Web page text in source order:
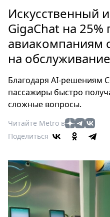
Россия
Мир
Здоровье
Еда
Туризм
Мода
Театр
Кино
Афиша
Книги
Пресс-
релизы
Metro
Искусственный
GigaChat на 25%
авиакомпаниям
на
Благодаря AI-решениям
пассажиры быстро
сложные вопросы.
Читайте Metro в
Поделиться